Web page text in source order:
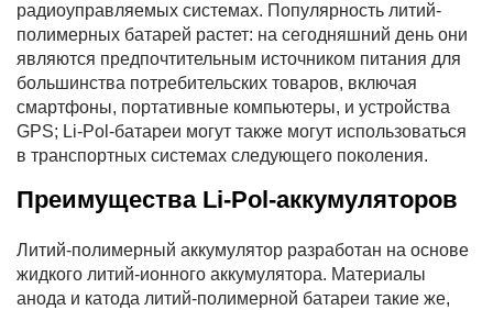
радиоуправляемых системах. Популярность литий-
полимерных батарей растет: на сегодняшний день они
являются предпочтительным источником питания для
большинства потребительских товаров, включая
смартфоны, портативные компьютеры, и устройства
GPS; Li-Pol-батареи могут также могут использоваться
в транспортных системах следующего поколения.
Преимущества Li-Pol-аккумуляторов
Литий-полимерный аккумулятор разработан на основе
жидкого литий-ионного аккумулятора. Материалы
анода и катода литий-полимерной батареи такие же,